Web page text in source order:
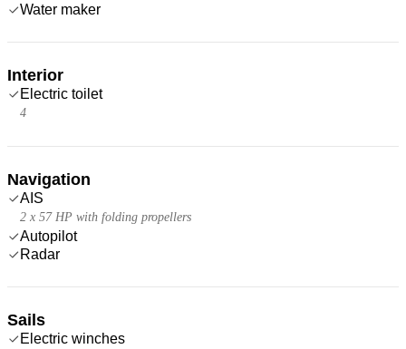
Water maker
Interior
Electric toilet
4
Navigation
AIS
2 x 57 HP with folding propellers
Autopilot
Radar
Sails
Electric winches